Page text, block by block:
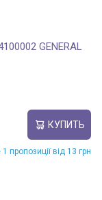
GENERAL
КУПИТЬ
пропозиції від 13 грн